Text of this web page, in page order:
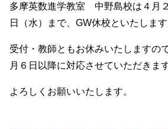
多摩英数進学教室 中野島校は４月
日（水）まで、GW休校といたします
受付・教師ともお休みいたしますの
月６日以降に対応させていただきます
よろしくお願いいたします。